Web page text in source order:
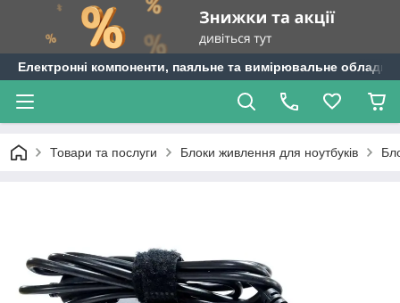
Електронні компоненти, паяльне та вимірювальне
Товари та послуги Блоки живлення для ноутбуків